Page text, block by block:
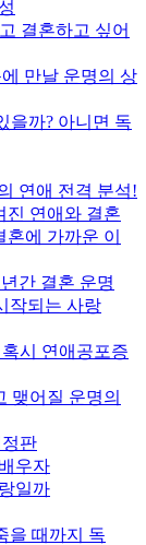
결혼하고 싶어
만날 운명의 상
을까? 아니면 독
연애 전격 분석!
진 연애와 결혼
에 가까운 이
간 결혼 운명
작되는 사랑
시 연애공포증
맺어질 운명의
판
우자
일까
을 때까지 독